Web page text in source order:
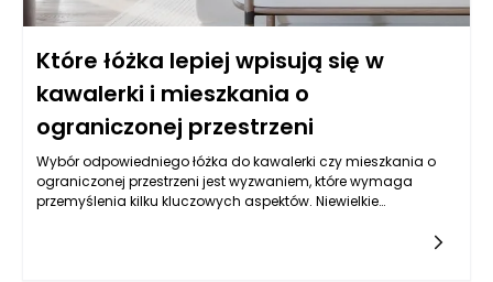
Które łóżka lepiej wpisują się w
kawalerki i mieszkania o
ograniczonej przestrzeni
Wybór odpowiedniego łóżka do kawalerki czy mieszkania o
ograniczonej przestrzeni jest wyzwaniem, które wymaga
przemyślenia kilku kluczowych aspektów. Niewielkie